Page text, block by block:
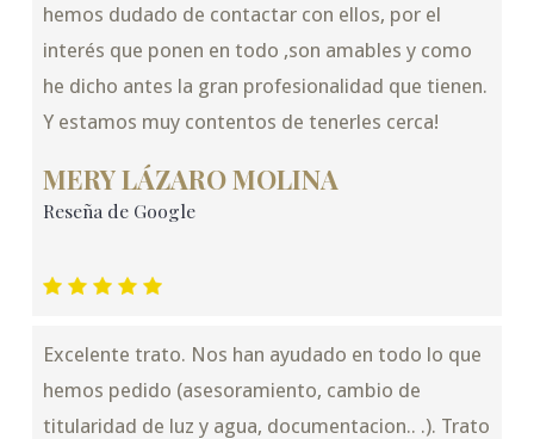
hemos dudado de contactar con ellos, por el
interés que ponen en todo ,son amables y como
he dicho antes la gran profesionalidad que tienen.
Y estamos muy contentos de tenerles cerca!
MERY LÁZARO MOLINA
Reseña de Google
Excelente trato. Nos han ayudado en todo lo que
hemos pedido (asesoramiento, cambio de
titularidad de luz y agua, documentacion.. .). Trato